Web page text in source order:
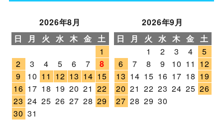
2026年8月
日
月 火 水 木 金 土
1
2
3 4 5 6 7
8
9
10 11 12 13 14 15
16 17 18 19 20 21 22
23 24 25 26 27 28 29
30 31
2026年9月
日
月 火 水 木 金 土
1
2 3 4
5
6
7 8 9 10 11 12
13 14 15 16 17 18 19
20 21 22 23 24 25 26
27 28 29 30